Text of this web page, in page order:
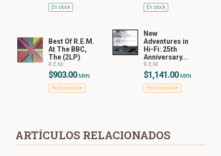
En stock En stock
Best Of R.E.M.
At The BBC,
The (2LP)
R.E.M.
$903.00 MXN
No disponible
New
Adventures in
Hi-Fi: 25th
Anniversary...
R.E.M.
$1,141.00 MXN
No disponible
ARTÍCULOS RELACIONADOS